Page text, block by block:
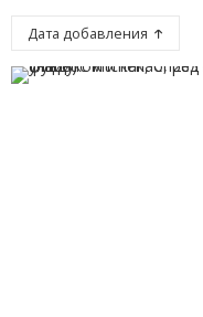
Дата добавления